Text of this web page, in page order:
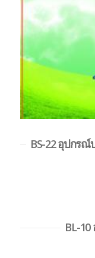
BS-22 อุปกร
BL-